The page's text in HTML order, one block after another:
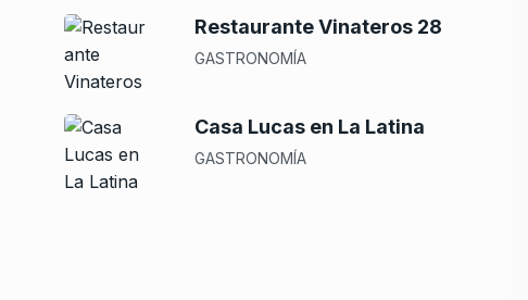
Restaurante Vinateros 28
GASTRONOMÍA
Casa Lucas en La Latina
GASTRONOMÍA